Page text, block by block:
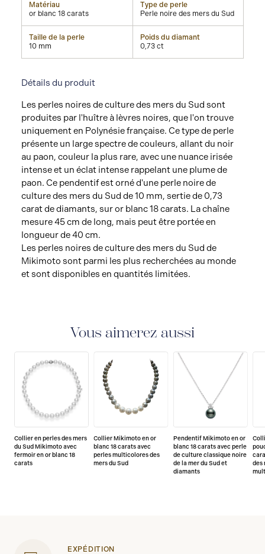
Matériau
or blanc 18 carats
Type de perle
Perle noire des mers du Sud
Taille de la perle
10 mm
Poids du diamant
0,73 ct
Détails du produit
Les perles noires de culture des mers du Sud sont
produites par l'huître à lèvres noires, que l'on trouve
uniquement en Polynésie française. Ce type de perle
présente un large spectre de couleurs, allant du noir
au paon, couleur la plus rare, avec une nuance irisée
intense et un éclat intense rappelant une plume de
paon. Ce pendentif est orné d'une perle noire de
culture des mers du Sud de 10 mm, sertie de 0,73
carat de diamants, sur or blanc 18 carats. La chaîne
mesure 45 cm de long, mais peut être portée en
longueur de 40 cm.
Les perles noires de culture des mers du Sud de
Mikimoto sont parmi les plus recherchées au monde
et sont disponibles en quantités limitées.
Vous aimerez aussi
Collier en perles des mers
du Sud Mikimoto avec
fermoir en or blanc 18
carats
Collier Mikimoto en or
blanc 18 carats avec
perles multicolores des
mers du Sud
Pendentif Mikimoto en or
blanc 18 carats avec perle
de culture classique noire
de la mer du Sud et
diamants
des
EXPÉDITION